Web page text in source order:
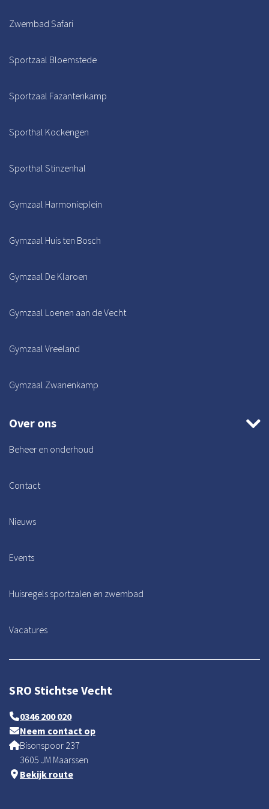
Zwembad Safari
Sportzaal Bloemstede
Sportzaal Fazantenkamp
Sporthal Kockengen
Sporthal Stinzenhal
Gymzaal Harmonieplein
Gymzaal Huis ten Bosch
Gymzaal De Klaroen
Gymzaal Loenen aan de Vecht
Gymzaal Vreeland
Gymzaal Zwanenkamp
Over ons
Beheer en onderhoud
Contact
Nieuws
Events
Huisregels sportzalen en zwembad
Vacatures
SRO Stichtse Vecht
0346 200 020
Neem contact op
Bisonspoor 237
3605 JM Maarssen
Bekijk route